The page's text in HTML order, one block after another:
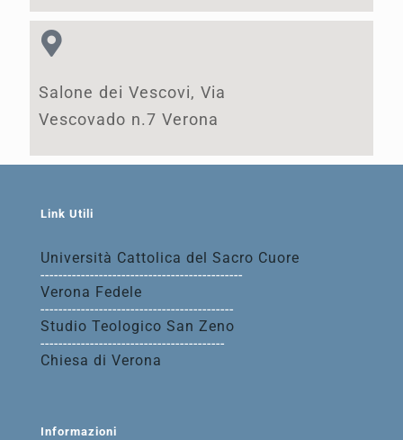
Salone dei Vescovi, Via
Vescovado n.7 Verona
Link Utili
Università Cattolica del Sacro Cuore
---------------------------------------------
Verona Fedele
-------------------------------------------
Studio Teologico San Zeno
-----------------------------------------
Chiesa di Verona
Informazioni